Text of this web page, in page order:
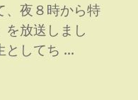
、夜８時から特
を放送しまし
としてち …
” の